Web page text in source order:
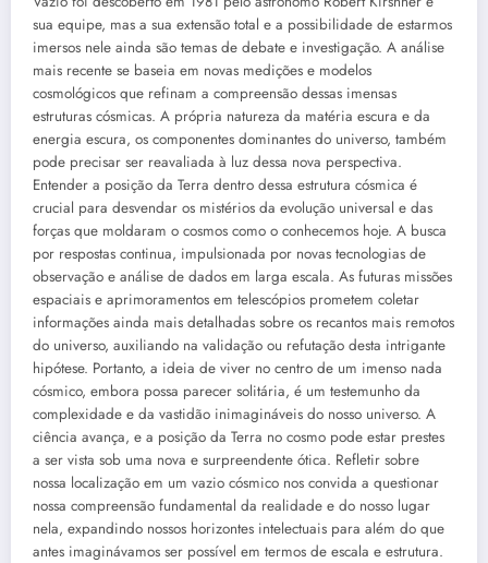
sua equipe, mas a sua extensão total e a possibilidade de estarmos
imersos nele ainda são temas de debate e investigação. A análise
mais recente se baseia em novas medições e modelos
cosmológicos que refinam a compreensão dessas imensas
estruturas cósmicas. A própria natureza da matéria escura e da
energia escura, os componentes dominantes do universo, também
pode precisar ser reavaliada à luz dessa nova perspectiva.
Entender a posição da Terra dentro dessa estrutura cósmica é
crucial para desvendar os mistérios da evolução universal e das
forças que moldaram o cosmos como o conhecemos hoje. A busca
por respostas continua, impulsionada por novas tecnologias de
observação e análise de dados em larga escala. As futuras missões
espaciais e aprimoramentos em telescópios prometem coletar
informações ainda mais detalhadas sobre os recantos mais remotos
do universo, auxiliando na validação ou refutação desta intrigante
hipótese. Portanto, a ideia de viver no centro de um imenso nada
cósmico, embora possa parecer solitária, é um testemunho da
complexidade e da vastidão inimagináveis do nosso universo. A
ciência avança, e a posição da Terra no cosmo pode estar prestes
a ser vista sob uma nova e surpreendente ótica. Refletir sobre
nossa localização em um vazio cósmico nos convida a questionar
nossa compreensão fundamental da realidade e do nosso lugar
nela, expandindo nossos horizontes intelectuais para além do que
antes imaginávamos ser possível em termos de escala e estrutura.